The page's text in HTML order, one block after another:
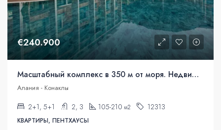
€240.900
Масштабный комплекс в 350 м от моря. Недвижимость под гражданство.
Алания - Конаклы
2+1, 5+1 2, 3 105-210 м2 12313
КВАРТИРЫ, ПЕНТХАУСЫ